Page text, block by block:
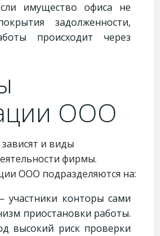
имущество офиса не
задолженности,
происходит через
ООО
и виды
фирмы.
ООО подразделяются на:
участники конторы сами
приостановки работы.
высокий риск проверки